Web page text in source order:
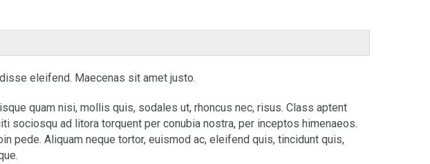
eleifend. Maecenas sit amet justo.
quam nisi, mollis quis, sodales ut, rhoncus nec, risus. Class aptent
sociosqu ad litora torquent per conubia nostra, per inceptos himenaeos.
pede. Aliquam neque tortor, euismod ac, eleifend quis, tincidunt quis,